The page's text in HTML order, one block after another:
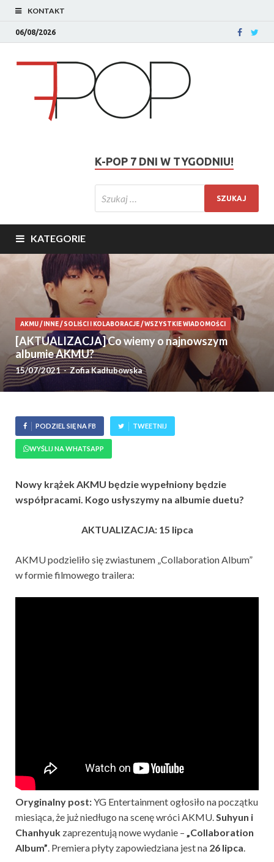
KONTAKT
06/08/2026
K-POP 7 DNI W TYGODNIU!
KATEGORIE
AKMU/ INNE/SOLIŚCI I KOLABORACJE/WSZYSTKIE WIADOMOŚCI
[AKTUALIZACJA] Co wiemy o najnowszym
albumie AKMU?
15/07/2021-Zofia Kadłubowska
PODZIEL SIĘ NA FB TWEETNIJ
WYŚLIJ NA WHATSAPP
Nowy krążek AKMU będzie wypełniony będzie
współpracami. Kogo usłyszymy na albumie duetu?
AKTUALIZACJA: 15 lipca
AKMU podzieliło się zwiastunem „Collaboration Album”
w formie filmowego trailera:
Oryginalny post:YG Entertainment ogłosiło na początku
miesiąca, że już niedługo na scenę wróci AKMU.Suhyun i
Chanhyuk zaprezentują nowe wydanie – „Collaboration
Album”. Premiera płyty zapowiedziana jest na 26 lipca.